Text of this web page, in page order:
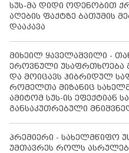
სუს-მა დიდი ოდენობით
აღების ფაქტზე ბათუმის
დააკავა
მიხეილ ყაველაშვილი -
ეროვნული უსაფრთხოება
და მოიცავს ჰიბრიდულ
რომელთა მიზანიც
ამიტომ სუს-ის ეფექტიან
განსაკუთრებული
პრემიერი - სახელმწიფო
უმთავრეს როლს